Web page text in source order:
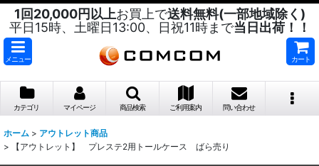
1回20,000円以上お買上で送料無料(一部地域除く)
平日15時、土曜日13:00、日祝11時まで当日出荷！！
メニュー カート
カテゴリ マイページ 商品検索 ご利用案内 問い合わせ
ホーム > アウトレット商品
>
【アウトレット】 プレステ2用トールケース ばら売り